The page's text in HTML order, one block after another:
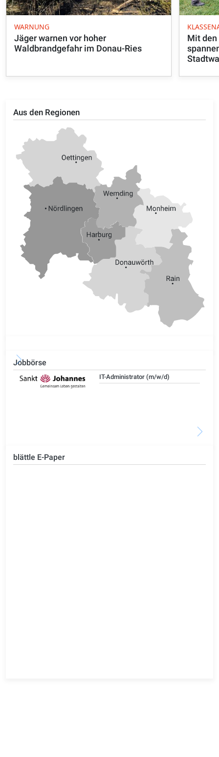
Aus den Regionen
Jobbörse
IT-Administrator (m/w/d)
blättle E-Paper
WARNUNG
Jäger warnen vor hoher
Waldbrandgefahr im Donau-Ries
Mit